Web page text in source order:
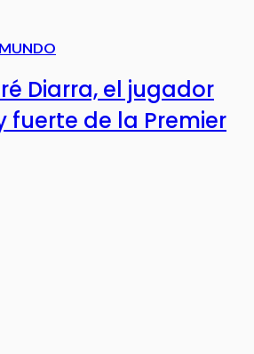
Diarra, el jugador
fuerte de la Premier